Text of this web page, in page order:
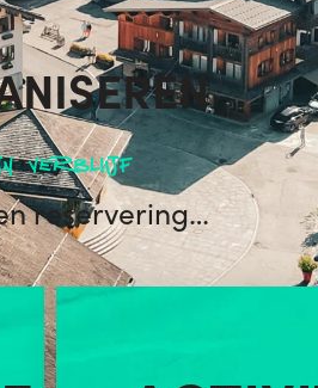
verblijf
reservering…